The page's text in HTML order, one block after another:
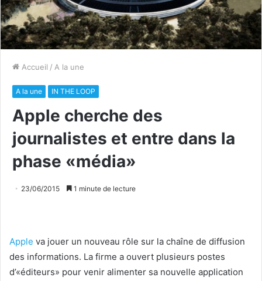
Accueil / A la une
A la une IN THE LOOP
Apple cherche des
journalistes et entre dans la
phase «média»
23/06/2015 1 minute de lecture
Apple va jouer un nouveau rôle sur la chaîne de diffusion
des informations. La firme a ouvert plusieurs postes
d’«éditeurs» pour venir alimenter sa nouvelle application